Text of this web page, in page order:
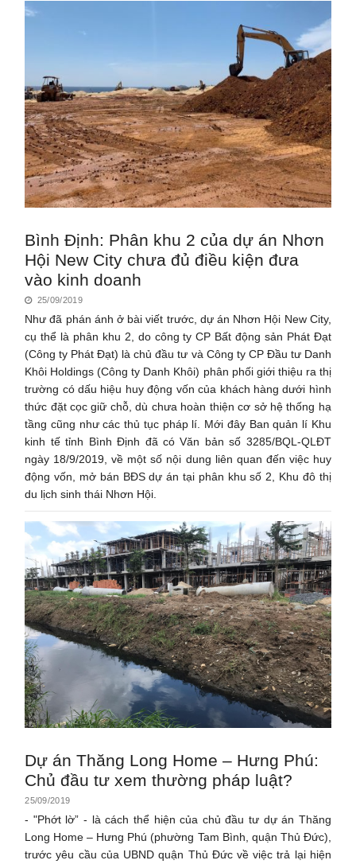
Bình Định: Phân khu 2 của dự án Nhơn
Hội New City chưa đủ điều kiện đưa
vào kinh doanh
25/09/2019
Như đã phán ánh ở bài viết trước, dự án Nhơn Hội New City,
cụ thể là phân khu 2, do công ty CP Bất động sản Phát Đạt
(Công ty Phát Đạt) là chủ đầu tư và Công ty CP Đầu tư Danh
Khôi Holdings (Công ty Danh Khôi) phân phối giới thiệu ra thị
trường có dấu hiệu huy động vốn của khách hàng dưới hình
thức đặt cọc giữ chỗ, dù chưa hoàn thiện cơ sở hệ thống hạ
tầng cũng như các thủ tục pháp lí. Mới đây Ban quản lí Khu
kinh tế tỉnh Bình Định đã có Văn bản số 3285/BQL-QLĐT
ngày 18/9/2019, về một số nội dung liên quan đến việc huy
động vốn, mở bán BĐS dự án tại phân khu số 2, Khu đô thị
du lịch sinh thái Nhơn Hội.
Dự án Thăng Long Home – Hưng Phú:
Chủ đầu tư xem thường pháp luật?
25/09/2019
- "Phớt lờ” - là cách thể hiện của chủ đầu tư dự án Thăng
Long Home – Hưng Phú (phường Tam Bình, quận Thủ Đức),
trước yêu cầu của UBND quận Thủ Đức về việc trả lại hiện